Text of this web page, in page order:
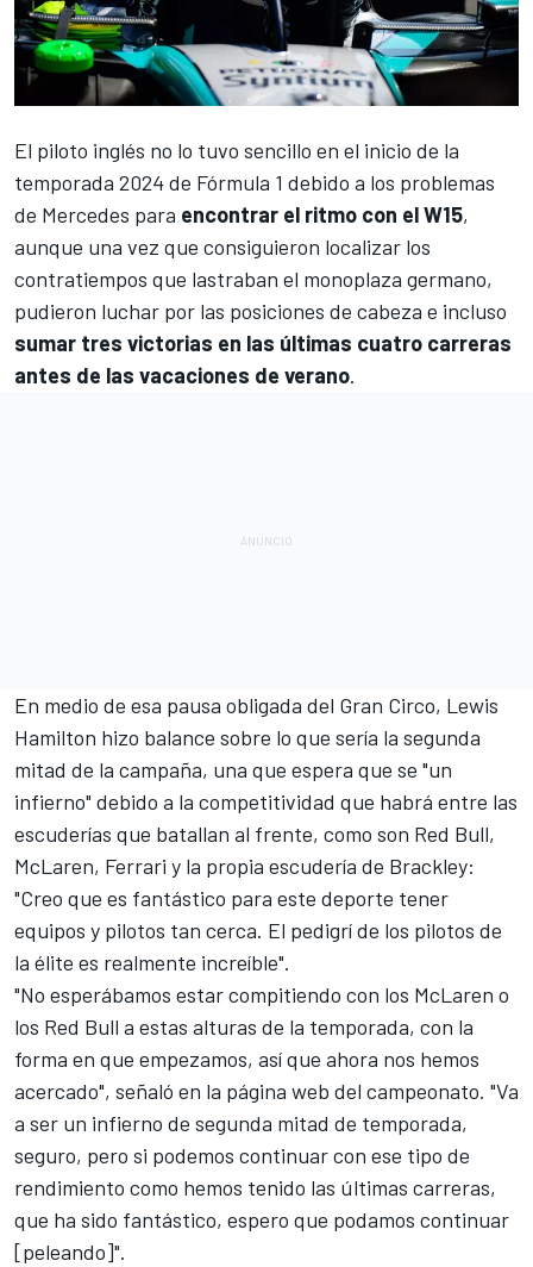
El piloto inglés no lo tuvo sencillo en el inicio de la
temporada 2024 de Fórmula 1 debido a los problemas
de Mercedes para encontrar el ritmo con el W15,
aunque una vez que consiguieron localizar los
contratiempos que lastraban el monoplaza germano,
pudieron luchar por las posiciones de cabeza e incluso
sumar tres victorias en las últimas cuatro carreras
antes de las vacaciones de verano.
En medio de esa pausa obligada del Gran Circo, Lewis
Hamilton hizo balance sobre lo que sería la segunda
mitad de la campaña, una que espera que se "un
infierno" debido a la competitividad que habrá entre las
escuderías que batallan al frente, como son Red Bull,
McLaren, Ferrari y la propia escudería de Brackley:
"Creo que es fantástico para este deporte tener
equipos y pilotos tan cerca. El pedigrí de los pilotos de
la élite es realmente increíble".
"No esperábamos estar compitiendo con los McLaren o
los Red Bull a estas alturas de la temporada, con la
forma en que empezamos, así que ahora nos hemos
acercado", señaló en la página web del campeonato. "Va
a ser un infierno de segunda mitad de temporada,
seguro, pero si podemos continuar con ese tipo de
rendimiento como hemos tenido las últimas carreras,
que ha sido fantástico, espero que podamos continuar
[peleando]".